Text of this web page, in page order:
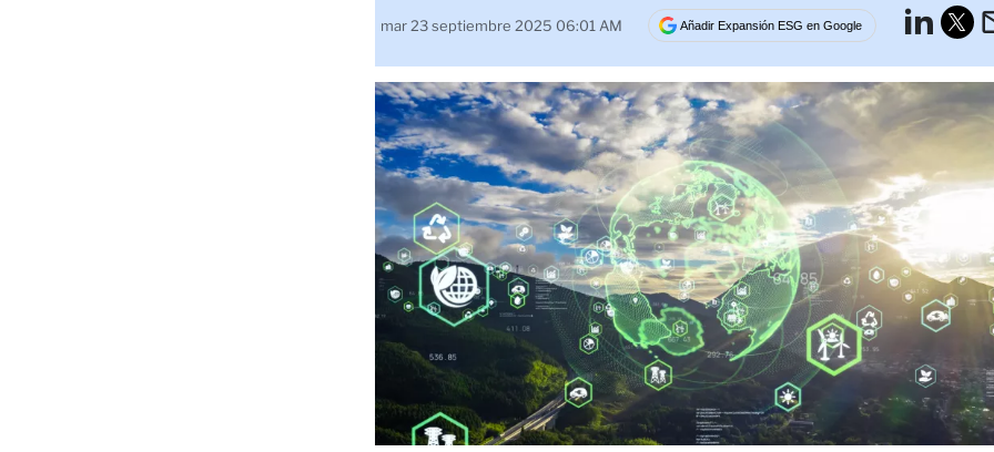
mar 23 septiembre 2025 06:01 AM Añadir Expansión ESG en Google